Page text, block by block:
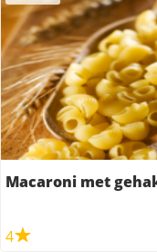
Macaroni met
4